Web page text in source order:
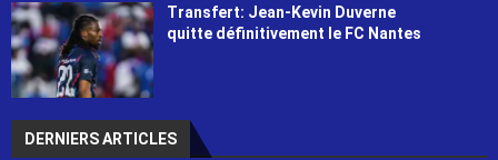
Transfert: Jean-Kevin Duverne
quitte définitivement le FC Nantes
DERNIERS ARTICLES